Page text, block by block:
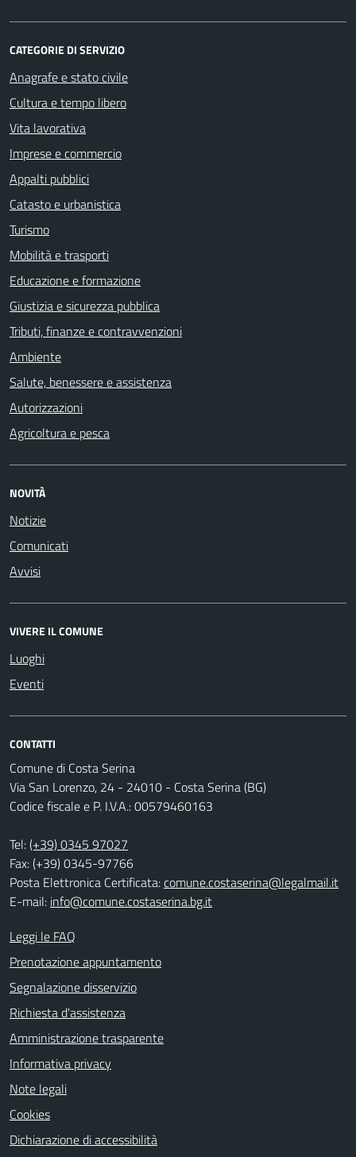
CATEGORIE DI SERVIZIO
Anagrafe e stato civile
Cultura e tempo libero
Vita lavorativa
Imprese e commercio
Appalti pubblici
Catasto e urbanistica
Turismo
Mobilità e trasporti
Educazione e formazione
Giustizia e sicurezza pubblica
Tributi, finanze e contravvenzioni
Ambiente
Salute, benessere e assistenza
Autorizzazioni
Agricoltura e pesca
NOVITÀ
Notizie
Comunicati
Avvisi
VIVERE IL COMUNE
Luoghi
Eventi
CONTATTI
Comune di Costa Serina
Via San Lorenzo, 24 - 24010 - Costa Serina (BG)
Codice fiscale e P. I.V.A.: 00579460163
Tel:(+39) 0345 97027
Fax: (+39) 0345-97766
Posta Elettronica Certificata:comune.costaserina@legalmail.it
E-mail: info@comune.costaserina.bg.it
Leggi le FAQ
Prenotazione appuntamento
Segnalazione disservizio
Richiesta d'assistenza
Amministrazione trasparente
Informativa privacy
Note legali
Cookies
Dichiarazione di accessibilità